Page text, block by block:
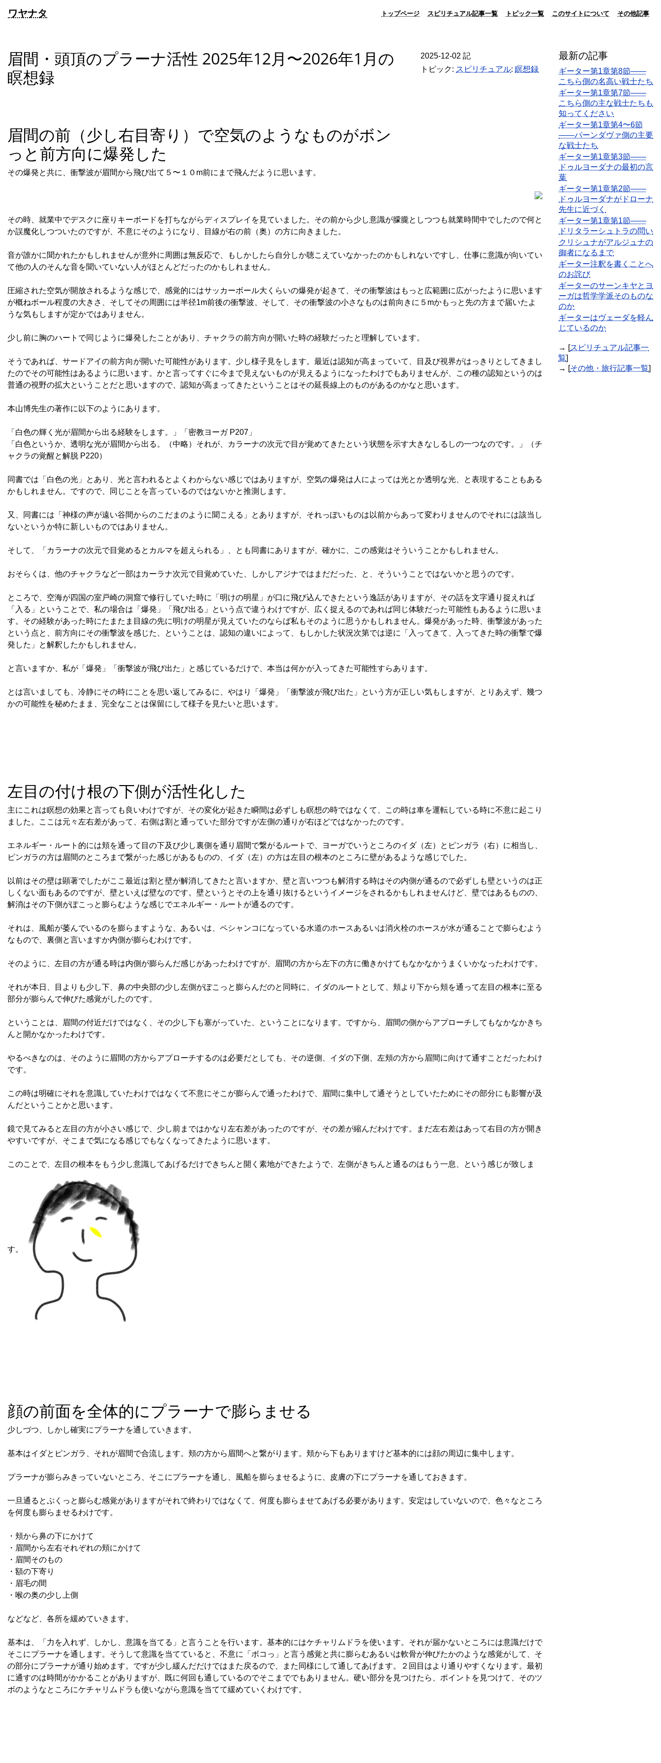
ワヤナタ トップページ スピリチュアル記事一覧 トピック一覧 このサイトについて その他記事
眉間・頭頂のプラーナ活性 2025年12月〜2026年1月の
瞑想録
2025-12-02 記
トピック: スピリチュアル: 瞑想録
眉間の前（少し右目寄り）で空気のようなものがボン
っと前方向に爆発した
その爆発と共に、衝撃波が眉間から飛び出て５〜１０m前にまで飛んだように思います。
その時、就業中でデスクに座りキーボードを打ちながらディスプレイを見ていました。その前から少し意識が朦朧としつつも就業時間中でしたので何と
か誤魔化しつついたのですが、不意にそのようになり、目線が右の前（奥）の方に向きました。
音が誰かに聞かれたかもしれませんが意外に周囲は無反応で、もしかしたら自分しか聴こえていなかったのかもしれないですし、仕事に意識が向いてい
て他の人のそんな音を聞いていない人がほとんどだったのかもしれません。
圧縮された空気が開放されるような感じで、感覚的にはサッカーボール大くらいの爆発が起きて、その衝撃波はもっと広範囲に広がったように思います
が概ねボール程度の大きさ、そしてその周囲には半径1m前後の衝撃波、そして、その衝撃波の小さなものは前向きに５mかもっと先の方まで届いたよ
うな気もしますが定かではありません。
少し前に胸のハートで同じように爆発したことがあり、チャクラの前方向が開いた時の経験だったと理解しています。
そうであれば、サードアイの前方向が開いた可能性があります。少し様子見をします。最近は認知が高まっていて、目及び視界がはっきりとしてきまし
たのでその可能性はあるように思います。かと言ってすぐに今まで見えないものが見えるようになったわけでもありませんが、この種の認知というのは
普通の視野の拡大ということだと思いますので、認知が高まってきたということはその延長線上のものがあるのかなと思います。
本山博先生の著作に以下のようにあります。
「白色の輝く光が眉間から出る経験をします。」「密教ヨーガ P207」
「白色というか、透明な光が眉間から出る。（中略）それが、カラーナの次元で目が覚めてきたという状態を示す大きなしるしの一つなのです。」（チ
ャクラの覚醒と解脱 P220）
同書では「白色の光」とあり、光と言われるとよくわからない感じではありますが、空気の爆発は人によっては光とか透明な光、と表現することもある
かもしれません。ですので、同じことを言っているのではないかと推測します。
又、同書には「神様の声が遠い谷間からのこだまのように聞こえる」とありますが、それっぽいものは以前からあって変わりませんのでそれには該当し
ないというか特に新しいものではありません。
そして、「カラーナの次元で目覚めるとカルマを超えられる」、とも同書にありますが、確かに、この感覚はそういうことかもしれません。
おそらくは、他のチャクラなど一部はカーラナ次元で目覚めていた、しかしアジナではまだだった、と、そういうことではないかと思うのです。
ところで、空海が四国の室戸崎の洞窟で修行していた時に「明けの明星」が口に飛び込んできたという逸話がありますが、その話を文字通り捉えれば
「入る」ということで、私の場合は「爆発」「飛び出る」という点で違うわけですが、広く捉えるのであれば同じ体験だった可能性もあるように思いま
す。その経験があった時にたまたま目線の先に明けの明星が見えていたのならば私もそのように思うかもしれません。爆発があった時、衝撃波があった
という点と、前方向にその衝撃波を感じた、ということは、認知の違いによって、もしかした状況次第では逆に「入ってきて、入ってきた時の衝撃で爆
発した」と解釈したかもしれません。
と言いますか、私が「爆発」「衝撃波が飛び出た」と感じているだけで、本当は何かが入ってきた可能性すらあります。
とは言いましても、冷静にその時にことを思い返してみるに、やはり「爆発」「衝撃波が飛び出た」という方が正しい気もしますが、とりあえず、幾つ
かの可能性を秘めたまま、完全なことは保留にして様子を見たいと思います。
左目の付け根の下側が活性化した
主にこれは瞑想の効果と言っても良いわけですが、その変化が起きた瞬間は必ずしも瞑想の時ではなくて、この時は車を運転している時に不意に起こり
ました。ここは元々左右差があって、右側は割と通っていた部分ですが左側の通りが右ほどではなかったのです。
エネルギー・ルート的には頬を通って目の下及び少し裏側を通り眉間で繋がるルートで、ヨーガでいうところのイダ（左）とピンガラ（右）に相当し、
ピンガラの方は眉間のところまで繋がった感じがあるものの、イダ（左）の方は左目の根本のところに壁があるような感じでした。
以前はその壁は顕著でしたがここ最近は割と壁が解消してきたと言いますか、壁と言いつつも解消する時はその内側が通るので必ずしも壁というのは正
しくない面もあるのですが、壁といえば壁なのです。壁というとその上を通り抜けるというイメージをされるかもしれませんけど、壁ではあるものの、
解消はその下側がぽこっと膨らむような感じでエネルギー・ルートが通るのです。
それは、風船が萎んでいるのを膨らますような、あるいは、ペシャンコになっている水道のホースあるいは消火栓のホースが水が通ることで膨らむよう
なもので、裏側と言いますか内側が膨らむわけです。
そのように、左目の方が通る時は内側が膨らんだ感じがあったわけですが、眉間の方から左下の方に働きかけてもなかなかうまくいかなったわけです。
それが本日、目よりも少し下、鼻の中央部の少し左側がぽこっと膨らんだのと同時に、イダのルートとして、頬より下から頬を通って左目の根本に至る
部分が膨らんで伸びた感覚がしたのです。
ということは、眉間の付近だけではなく、その少し下も塞がっていた、ということになります。ですから、眉間の側からアプローチしてもなかなかきち
んと開かなかったわけです。
やるべきなのは、そのように眉間の方からアプローチするのは必要だとしても、その逆側、イダの下側、左頬の方から眉間に向けて通すことだったわけ
です。
この時は明確にそれを意識していたわけではなくて不意にそこが膨らんで通ったわけで、眉間に集中して通そうとしていたためにその部分にも影響が及
んだということかと思います。
鏡で見てみると左目の方が小さい感じで、少し前まではかなり左右差があったのですが、その差が縮んだわけです。まだ左右差はあって右目の方が開き
やすいですが、そこまで気になる感じでもなくなってきたように思います。
このことで、左目の根本をもう少し意識してあげるだけできちんと開く素地ができたようで、左側がきちんと通るのはもう一息、という感じが致しま
す。
顔の前面を全体的にプラーナで膨らませる
少しづつ、しかし確実にプラーナを通していきます。
基本はイダとピンガラ、それが眉間で合流します。頬の方から眉間へと繋がります。頬から下もありますけど基本的には顔の周辺に集中します。
プラーナが膨らみきっていないところ、そこにプラーナを通し、風船を膨らませるように、皮膚の下にプラーナを通しておきます。
一旦通るとぷくっと膨らむ感覚がありますがそれで終わりではなくて、何度も膨らませてあげる必要があります。安定はしていないので、色々なところ
を何度も膨らませるわけです。
・頬から鼻の下にかけて
・眉間から左右それぞれの頬にかけて
・眉間そのもの
・額の下寄り
・眉毛の間
・喉の奥の少し上側
などなど、各所を緩めていきます。
基本は、「力を入れず、しかし、意識を当てる」と言うことを行います。基本的にはケチャリムドラを使います。それが届かないところには意識だけで
そこにプラーナを通します。そうして意識を当てていると、不意に「ボコっ」と言う感覚と共に膨らむあるいは軟骨が伸びたかのような感覚がして、そ
の部分にプラーナが通り始めます。ですが少し緩んだだけではまた戻るので、また同様にして通してあげます。２回目はより通りやすくなります。最初
に通すのは時間がかかることがありますが、既に何回も通しているのでそこまででもありません。硬い部分を見つけたら、ポイントを見つけて、そのツ
ボのようなところにケチャリムドラも使いながら意識を当てて緩めていくわけです。
最新の記事
ギーター第1章第8節――
こちら側の名高い戦士たち
ギーター第1章第7節――
こちら側の主な戦士たちも
知ってください
ギーター第1章第4〜6節
――パーンダヴァ側の主要
な戦士たち
ギーター第1章第3節――
ドゥルヨーダナの最初の言
葉
ギーター第1章第2節――
ドゥルヨーダナがドローナ
先生に近づく
ギーター第1章第1節――
ドリタラーシュトラの問い
クリシュナがアルジュナの
御者になるまで
ギーター注釈を書くことへ
のお詫び
ギーターのサーンキヤとヨ
ーガは哲学学派そのものな
のか
ギーターはヴェーダを軽ん
じているのか
→ [スピリチュアル記事一
覧]
→ [その他・旅行記事一覧]